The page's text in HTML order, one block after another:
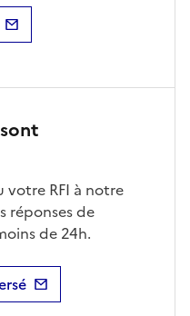
votre RFI à notre
réponses de
de 24h.